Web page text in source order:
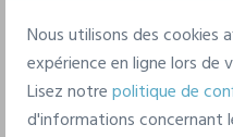
Caractéristiques
Nous utilisons des cookies
expérience en ligne lors
Lisez notrepolitique de
d'informations concernant